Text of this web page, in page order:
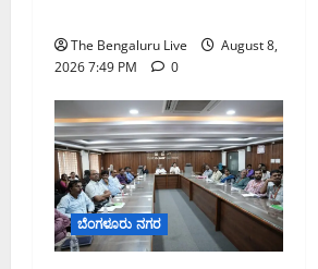
The Bengaluru Live
August 8,
2026 7:49 PM
0
ಬೆಂಗಳೂರು ನಗರ